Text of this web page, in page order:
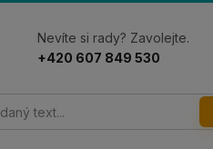
Nevíte si rady? Zavolejte.
+420 607 849 530